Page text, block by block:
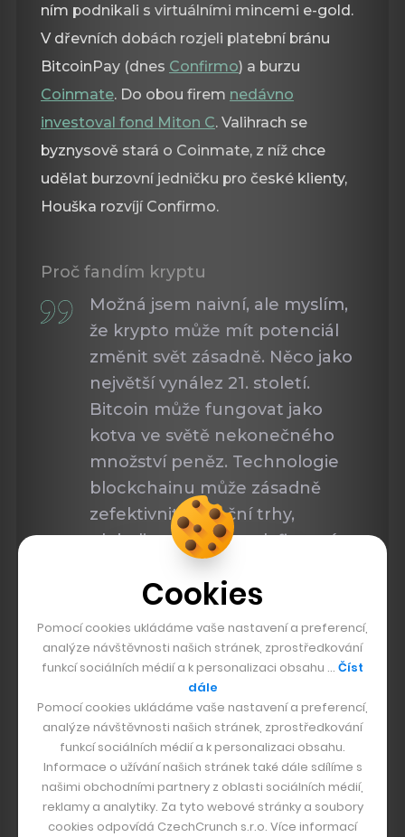
ním podnikali s virtuálními mincemi e-gold.
V dřevních dobách rozjeli platební bránu
BitcoinPay (dnes Confirmo) a burzu
Coinmate. Do obou firem nedávno
investoval fond Miton C. Valihrach se
byznysově stará o Coinmate, z níž chce
udělat burzovní jedničku pro české klienty,
Houška rozvíjí Confirmo.
Proč fandím kryptu
Možná jsem naivní, ale myslím,
že krypto může mít potenciál
změnit svět zásadně. Něco jako
největší vynález 21. století.
Bitcoin může fungovat jako
kotva ve světě nekonečného
množství peněz. Technologie
blockchainu může zásadně
zefektivnit finanční trhy,
globalizovat přístup k financím
a změnit fungování webu, ať už
jde o digitální vlastnictví,
decentralizované organizace, až
po lepší demokracii a svobodu
slova.
Sdílet Tweet Sdílet
Oblíbená kryptoměna
Cookies
Pomocí cookies ukládáme vaše nastavení a preferencí,
analýze návštěvnosti našich stránek, zprostředkování
funkcí sociálních médií a k personalizaci obsahu … Číst
dále
Pomocí cookies ukládáme vaše nastavení a preferencí,
analýze návštěvnosti našich stránek, zprostředkování
funkcí sociálních médií a k personalizaci obsahu.
Informace o užívání našich stránek také dále sdílíme s
našimi obchodními partnery z oblasti sociálních médií,
reklamy a analytiky. Za tyto webové stránky a soubory
cookies odpovídá CzechCrunch s.r.o. Více informací